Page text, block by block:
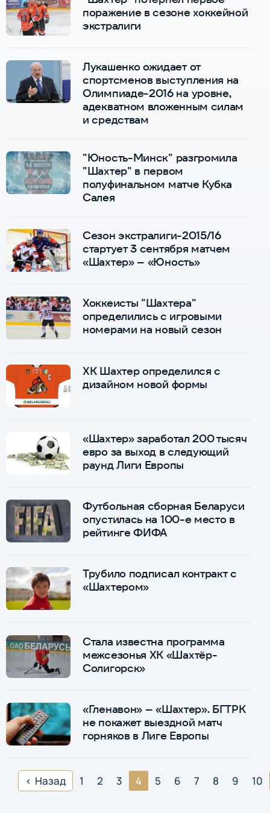
поражение в сезоне хоккейной
экстралиги
Лукашенко ожидает от
спортсменов выступления на
Олимпиаде-2016 на уровне,
адекватном вложенным силам
и средствам
"Юность-Минск" разгромила
"Шахтер" в первом
полуфинальном матче Кубка
Салея
Сезон экстралиги-2015/16
стартует 3 сентября матчем
«Шахтер» – «Юность»
Хоккеисты "Шахтера"
определились с игровыми
номерами на новый сезон
ХК Шахтер определился с
дизайном новой формы
«Шахтер» заработал 200 тысяч
евро за выход в следующий
раунд Лиги Европы
Футбольная сборная Беларуси
опустилась на 100-е место в
рейтинге ФИФА
Трубило подписал контракт с
«Шахтером»
Стала известна программа
межсезонья ХК «Шахтёр-
Солигорск»
«Гленавон» – «Шахтер». БГТРК
не покажет выездной матч
горняков в Лиге Европы
Назад 1 2 3 4 5 6 7 8 9 10